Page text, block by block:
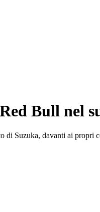
Bull nel
di Suzuka, davanti ai propri